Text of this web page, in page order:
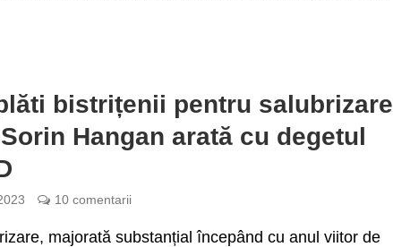
bistrițenii pentru salubrizare
Hangan arată cu degetul
10 comentarii
majorată substanțial începând cu anul viitor de